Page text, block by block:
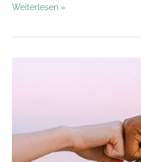
Hautpflege
verzichten?
Weiterlesen »